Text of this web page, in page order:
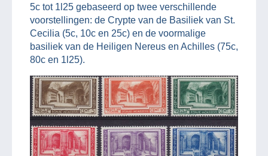
5c tot 1l25 gebaseerd op twee verschillende
voorstellingen: de Crypte van de Basiliek van St.
Cecilia (5c, 10c en 25c) en de voormalige
basiliek van de Heiligen Nereus en Achilles (75c,
80c en 1l25).